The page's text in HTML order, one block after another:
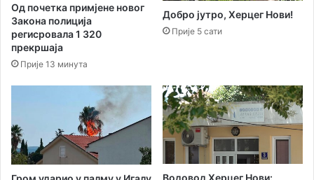
Од почетка примјене новог
Закона полиција
регисровала 1 320
прекршаја
Прије 13 минута
Добро јутро, Херцег Нови!
Прије 5 сати
Водовод Херцег Нови: